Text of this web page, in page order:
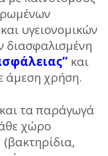
υγειονομικών
και
άμεση χρήση.
τα παράγωγά
χώρο
(βακτηρίδια,